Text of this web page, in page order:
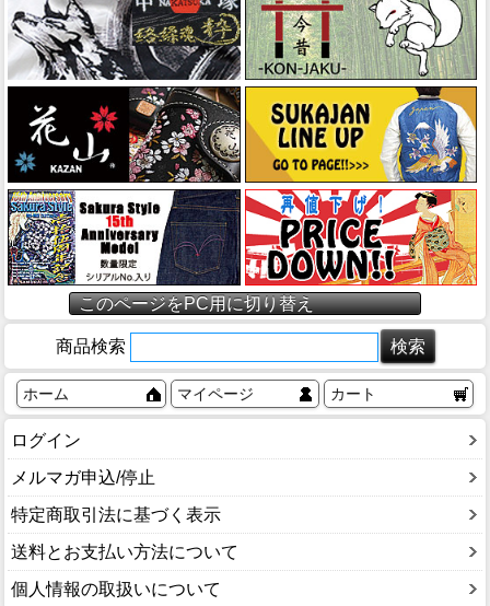
このページをPC用に切り替え
商品検索
ホーム マイページ カート
ログイン
メルマガ申込/停止
特定商取引法に基づく表示
送料とお支払い方法について
個人情報の取扱いについて